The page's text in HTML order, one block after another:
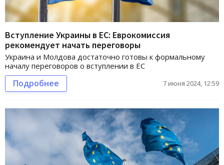
Вступление Украины в ЕС: Еврокомиссия
рекомендует начать переговоры
Украина и Молдова достаточно готовы к формальному
началу переговоров о вступлении в ЕС
Подробнее 7 июня 2024, 12:59